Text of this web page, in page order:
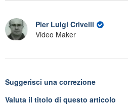
Pier Luigi Crivelli
Video Maker
Suggerisci una correzione
Valuta il titolo di questo articolo